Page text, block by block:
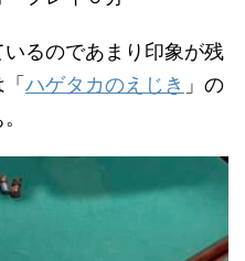
るのであまり印象が残
ハゲタカのえじき 」の